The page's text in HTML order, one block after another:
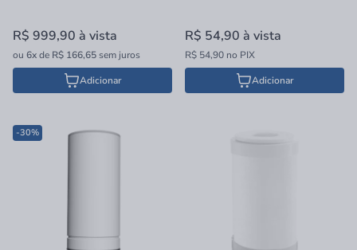
R$ 999,90 à vista
ou 6xde R$ 166,65sem juros
Adicionar
R$ 54,90 à vista
R$ 54,90 no PIX
Adicionar
-30%